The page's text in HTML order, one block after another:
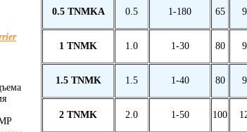
0.5 TNMKA 0.5 1-180 65
1 TNMK 1.0 1-30 80
1.5 TNMK 1.5 1-40 80
2 TNMK 2.0 1-50 100